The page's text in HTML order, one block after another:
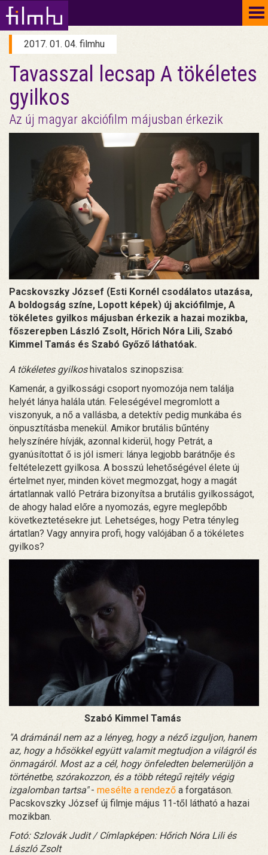
2017. 01. 04. filmhu
Tavasszal lecsap A tökéletes
gyilkos
Az új magyar akciófilm májusban érkezik
Pacskovszky József (Esti Kornél csodálatos utazása,
A boldogság színe, Lopott képek) új akciófilmje, A
tökéletes gyilkos májusban érkezik a hazai mozikba,
főszerepben László Zsolt, Hőrich Nóra Lili, Szabó
Kimmel Tamás és Szabó Győző láthatóak.
A tökéletes gyilkoshivatalos szinopszisa:
Kamenár, a gyilkossági csoport nyomozója nem találja
helyét lánya halála után. Feleségével megromlott a
viszonyuk, a nő a vallásba, a detektív pedig munkába és
önpusztításba menekül. Amikor brutális bűntény
helyszínére hívják, azonnal kiderül, hogy Petrát, a
gyanúsítottat ő is jól ismeri: lánya legjobb barátnője és
feltételezett gyilkosa. A bosszú lehetőségével élete új
értelmet nyer, minden követ megmozgat, hogy a magát
ártatlannak valló Petrára bizonyítsa a brutális gyilkosságot,
de ahogy halad előre a nyomozás, egyre meglepőbb
következtetésekre jut. Lehetséges, hogy Petra tényleg
ártatlan? Vagy annyira profi, hogy valójában ő a tökéletes
gyilkos?
Szabó Kimmel Tamás
"A drámánál nem az a lényeg, hogy a néző izguljon, hanem
az, hogy a hősökkel együtt valamit megtudjon a világról és
önmagáról. Most az a cél, hogy önfeledten belemerüljön a
történetbe, szórakozzon, és a több rétegű rejtély végig
izgalomban tartsa"- mesélte a rendező a forgatáson.
Pacskovszky József új filmje május 11-től látható a hazai
mozikban.
Fotó: Szlovák Judit / Címlapképen: Hőrich Nóra Lili és
László Zsolt